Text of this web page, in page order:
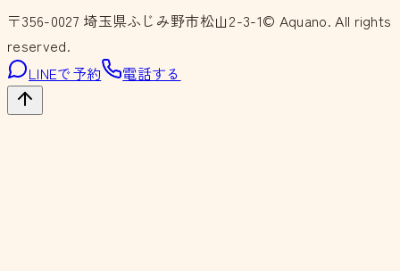
〒356-0027 埼玉県ふじみ野市松山2-3-1© Aquano. All rights
reserved.
LINEで予約
電話する